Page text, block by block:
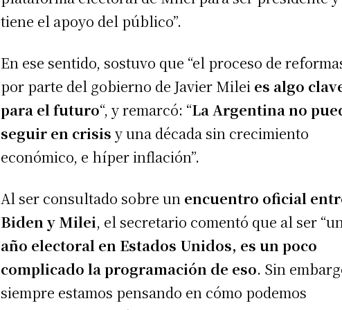
tiene el apoyo del público”.
En ese sentido, sostuvo que “el proceso de
por parte del gobierno de Javier Milei es algo
para el futuro“, y remarcó: “La Argentina no
seguir en crisis y una década sin crecimiento
económico, e híper inflación”.
Al ser consultado sobre un encuentro oficial
Biden y Milei, el secretario comentó que al ser
año electoral en Estados Unidos, es un poco
complicado la programación de eso. Sin
siempre estamos pensando en cómo podemos